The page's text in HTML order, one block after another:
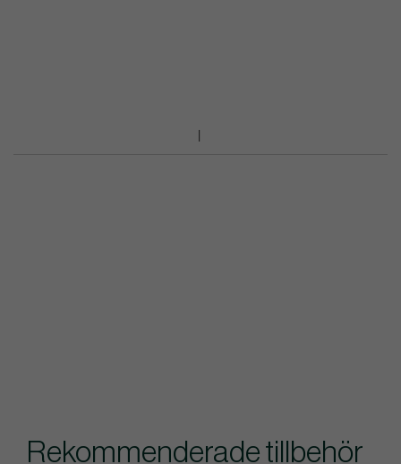
Rekommenderade tillbehör